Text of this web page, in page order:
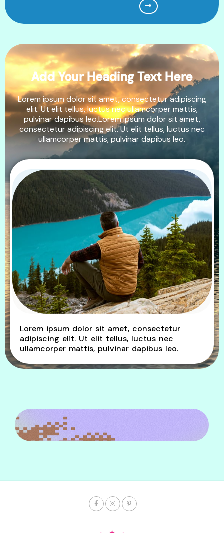
Add Your Heading Text Here
Lorem ipsum dolor sit amet, consectetur adipiscing
elit. Ut elit tellus, luctus nec ullamcorper mattis,
pulvinar dapibusleo.Loremipsum dolor sit amet,
consectetur adipiscing elit. Ut elit tellus, luctus nec
ullamcorper mattis, pulvinar dapibus leo.
Lorem ipsum dolor sit amet, consectetur
adipiscing elit. Ut elit tellus, luctus nec
ullamcorper mattis, pulvinar dapibus leo.